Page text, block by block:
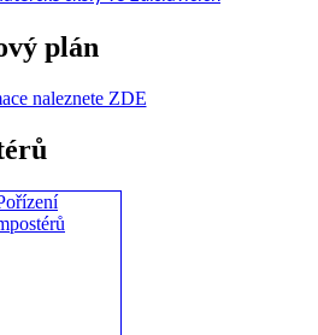
plán
naleznete ZDE